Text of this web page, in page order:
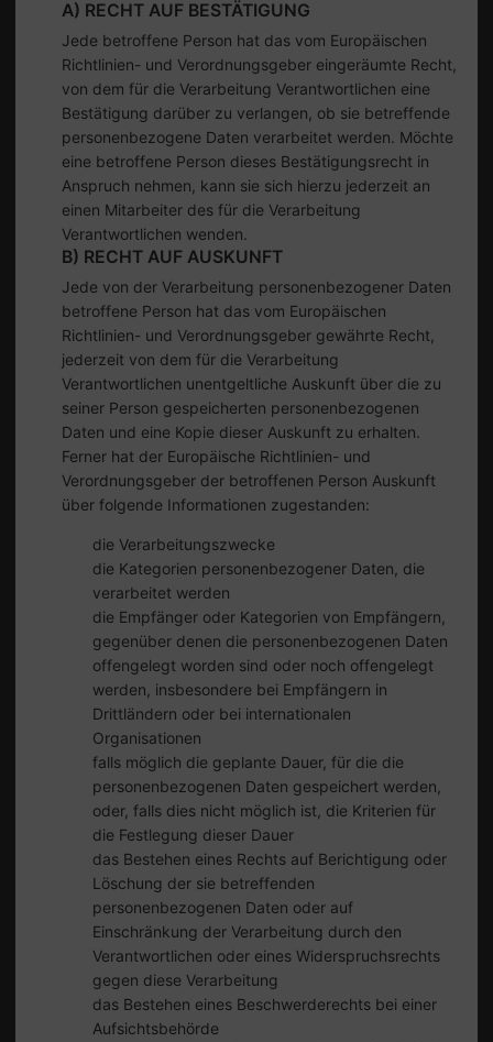
A) RECHT AUF BESTÄTIGUNG
Jede betroffene Person hat das vom Europäischen
Richtlinien- und Verordnungsgeber eingeräumte Recht,
von dem für die Verarbeitung Verantwortlichen eine
Bestätigung darüber zu verlangen, ob sie betreffende
personenbezogene Daten verarbeitet werden. Möchte
eine betroffene Person dieses Bestätigungsrecht in
Anspruch nehmen, kann sie sich hierzu jederzeit an
einen Mitarbeiter des für die Verarbeitung
Verantwortlichen wenden.
B) RECHT AUF AUSKUNFT
Jede von der Verarbeitung personenbezogener Daten
betroffene Person hat das vom Europäischen
Richtlinien- und Verordnungsgeber gewährte Recht,
jederzeit von dem für die Verarbeitung
Verantwortlichen unentgeltliche Auskunft über die zu
seiner Person gespeicherten personenbezogenen
Daten und eine Kopie dieser Auskunft zu erhalten.
Ferner hat der Europäische Richtlinien- und
Verordnungsgeber der betroffenen Person Auskunft
über folgende Informationen zugestanden:
die Verarbeitungszwecke
die Kategorien personenbezogener Daten, die
verarbeitet werden
die Empfänger oder Kategorien von Empfängern,
gegenüber denen die personenbezogenen Daten
offengelegt worden sind oder noch offengelegt
werden, insbesondere bei Empfängern in
Drittländern oder bei internationalen
Organisationen
falls möglich die geplante Dauer, für die die
personenbezogenen Daten gespeichert werden,
oder, falls dies nicht möglich ist, die Kriterien für
die Festlegung dieser Dauer
das Bestehen eines Rechts auf Berichtigung oder
Löschung der sie betreffenden
personenbezogenen Daten oder auf
Einschränkung der Verarbeitung durch den
Verantwortlichen oder eines Widerspruchsrechts
gegen diese Verarbeitung
das Bestehen eines Beschwerderechts bei einer
Aufsichtsbehörde